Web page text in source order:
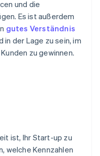
und die
Es ist außerdem
gutes Verständnis
in der Lage zu sein, im
zu gewinnen.
ist, Ihr Start-up zu
welche Kennzahlen